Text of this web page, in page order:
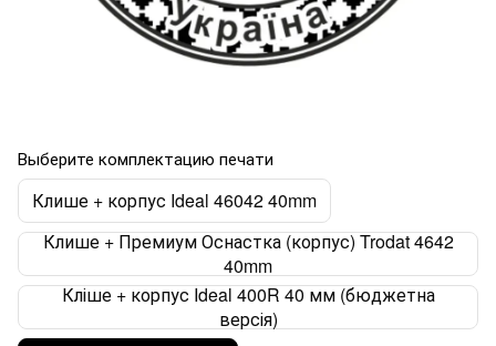
Выберите комплектацию печати
Клише + корпус Ideal 46042 40mm
Клише + Премиум Оснастка (корпус) Trodat 4642
40mm
Кліше + корпус Ideal 400R 40 мм (бюджетна
версія)